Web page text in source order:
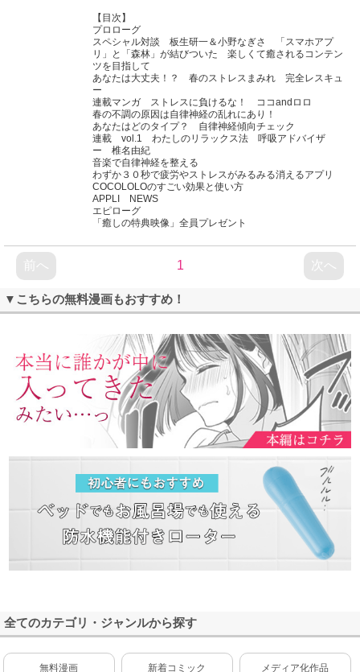
【目次】
プロローグ
スペシャル対談 板生研一＆小野なぎさ 「スマホアプ
リ」と「森林」が結びついた 楽しくて癒されるコンテン
ツを目指して
あなたは大丈夫！？ 春のストレスまみれ 完全レスキュ
ー
連載マンガ ストレスに負けるな！ ココandロロ
春の不調の原因は自律神経の乱れにあり！
あなたはどのタイプ？ 自律神経傾向チェック
連載 vol.1 わたしのリラックス法 呼吸アドバイザ
ー 椎名由紀
音楽で自律神経を整える
わずか３０秒で疲労やストレスがみるみる消えるアプリ
COCOLOLOのすごい効果と使い方
APPLI NEWS
エピローグ
「癒しの特典映像」全員プレゼント
前へ 1 次へ
▼こちらの無料漫画もおすすめ！
全てのカテゴリ・ジャンルから探す
無料漫画 新着コミック メディア化作品